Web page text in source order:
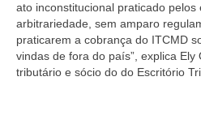
ato inconstitucional praticado pelos
arbitrariedade, sem amparo
praticarem a cobrança do ITCMD
vindas de fora do país”, explica
tributário e sócio do do Escritório